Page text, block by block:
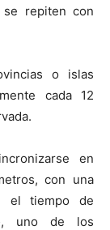
repiten con
o islas
cada 12
en
con una
el tiempo de
uno de los